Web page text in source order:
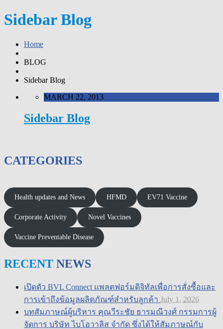
Sidebar Blog
Home
BLOG
Sidebar Blog
MARCH 22, 2013
Sidebar Blog
CATEGORIES
Health updates and News HFMD EV71 Vaccine
Corporate Activity Novel Vaccines
Vaccine Preventable Disease
RECENT NEWS
เปิดตัว BVL Connect แพลตฟอร์มดิจิทัลเพื่อการสั่งซื้อและ
การเข้าถึงข้อมูลผลิตภัณฑ์สำหรับลูกค้า July 1, 2026
บทสัมภาษณ์ผู้บริหาร คุณวีระชัย ธารมณีวงศ์ กรรมการผู้
จัดการ บริษัท ไบโอวาลิส จำกัด ซึ่งได้ให้สัมภาษณ์กับ